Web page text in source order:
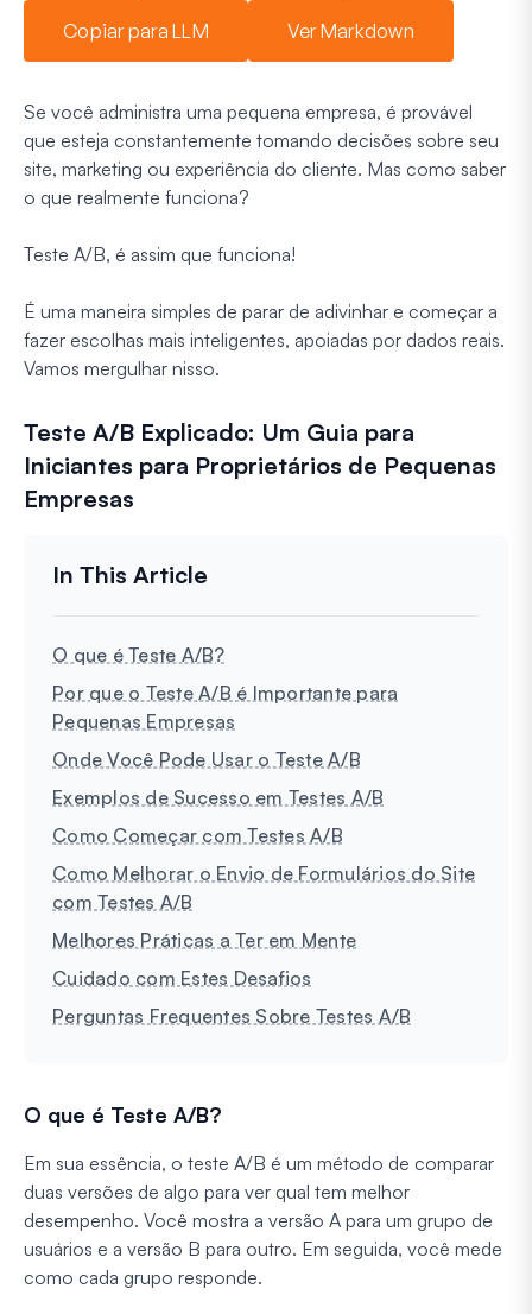
Copiar para LLM Ver Markdown
Se você administra uma pequena empresa, é provável
que esteja constantemente tomando decisões sobre seu
site, marketing ou experiência do cliente. Mas como saber
o que realmente funciona?
Teste A/B, é assim que funciona!
É uma maneira simples de parar de adivinhar e começar a
fazer escolhas mais inteligentes, apoiadas por dados reais.
Vamos mergulhar nisso.
Teste A/B Explicado: Um Guia para
Iniciantes para Proprietários de Pequenas
Empresas
O que é Teste A/B?
Por que o Teste A/B é Importante para
Pequenas Empresas
Onde Você Pode Usar o Teste A/B
Exemplos de Sucesso em Testes A/B
Como Começar com Testes A/B
Como Melhorar o Envio de Formulários do Site
com Testes A/B
Melhores Práticas a Ter em Mente
Cuidado com Estes Desafios
Perguntas Frequentes Sobre Testes A/B
O que é Teste A/B?
Em sua essência, o teste A/B é um método de comparar
duas versões de algo para ver qual tem melhor
desempenho. Você mostra a versão A para um grupo de
usuários e a versão B para outro. Em seguida, você mede
como cada grupo responde.